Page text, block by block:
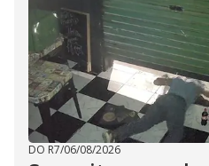
DO R7/06/08/2026